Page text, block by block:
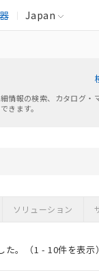
Japan
情報の検索、カタログ・
きます。
ソリューション
。（1 - 10件を表示）